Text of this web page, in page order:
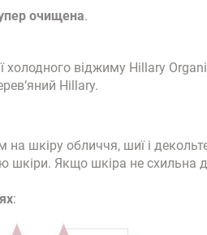
очищена.
холодного віджиму Hillary
Hillary.
шкіру обличчя, шиї і
шкіри. Якщо шкіра не схильна
: